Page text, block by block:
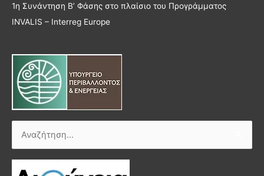
1η Συνάντηση Β’ Φάσης στο πλαίσιο του Προγράμματος
INVALIS – Interreg Europe
Αναζήτηση